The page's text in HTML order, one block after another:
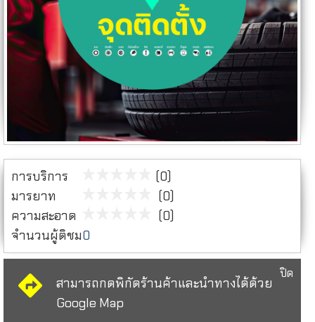
การบริการ
(0)
มารยาท
(0)
ความสะอาด
(0)
จำนวนผู้ติชม0
ปิด
สามารถกดพิกัดร้านค้าและนำทางได้ด้วย
Google Map